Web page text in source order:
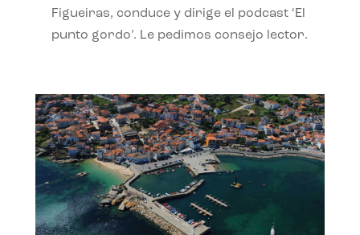
Figueiras, conduce y dirige el podcast ‘El
punto gordo’. Le pedimos consejo lector.